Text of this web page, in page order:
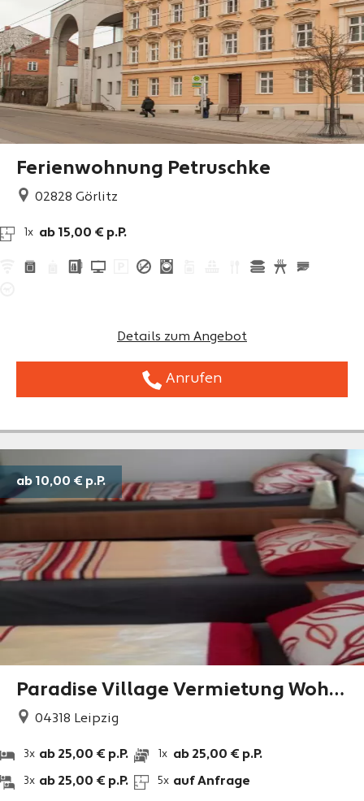
Ferienwohnung Petruschke
02828 Görlitz
1x ab 15,00 € p.P.
Details zum Angebot
Anrufen
Paradise Village Vermietung Wohn
ungen und Zimmer
04318 Leipzig
3x ab 25,00 € p.P.
3x ab 25,00 € p.P.
1x ab 25,00 € p.P.
5x auf Anfrage
ab 10,00 € p.P.